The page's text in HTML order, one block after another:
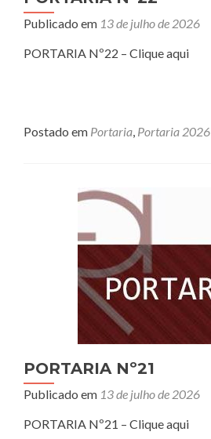
Publicado em 13 de julho de 2026
PORTARIA Nº22 – Clique aqui
Postado em Portaria, Portaria 2026
PORTARIA Nº21
Publicado em 13 de julho de 2026
PORTARIA Nº21 – Clique aqui